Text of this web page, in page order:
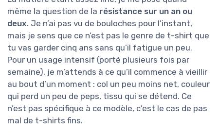
même la question de la résistance sur un an ou
deux. Je n’ai pas vu de bouloches pour l’instant,
mais je sens que ce n’est pas le genre de t-shirt que
tu vas garder cinq ans sans qu’il fatigue un peu.
Pour un usage intensif (porté plusieurs fois par
semaine), je m’attends à ce qu’il commence à vieillir
au bout d’un moment : col un peu moins net, couleur
qui perd un peu de peps, tissu qui se détend. Ce
n’est pas spécifique à ce modèle, c’est le cas de pas
mal de t-shirts fins.